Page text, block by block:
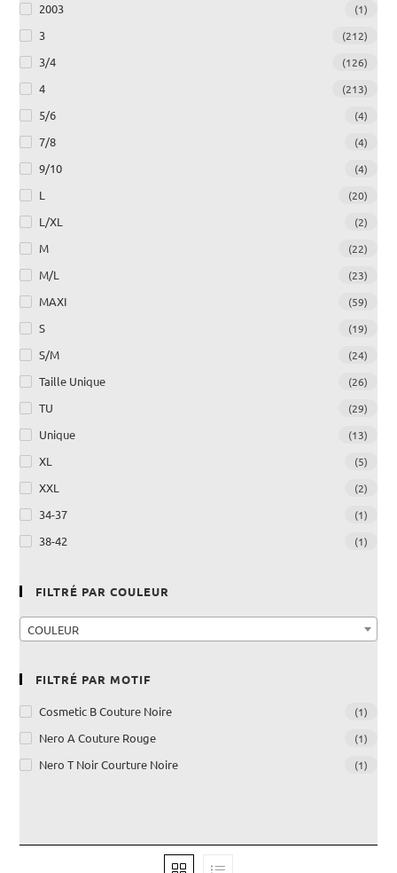
2003 (1)
3 (212)
3/4 (126)
4 (213)
5/6 (4)
7/8 (4)
9/10 (4)
L (20)
L/XL (2)
M (22)
M/L (23)
MAXI (59)
S (19)
S/M (24)
Taille Unique (26)
TU (29)
Unique (13)
XL (5)
XXL (2)
34-37 (1)
38-42 (1)
FILTRÉ PAR COULEUR
COULEUR
FILTRÉ PAR MOTIF
Cosmetic B Couture Noire (1)
Nero A Couture Rouge (1)
Nero T Noir Courture Noire (1)